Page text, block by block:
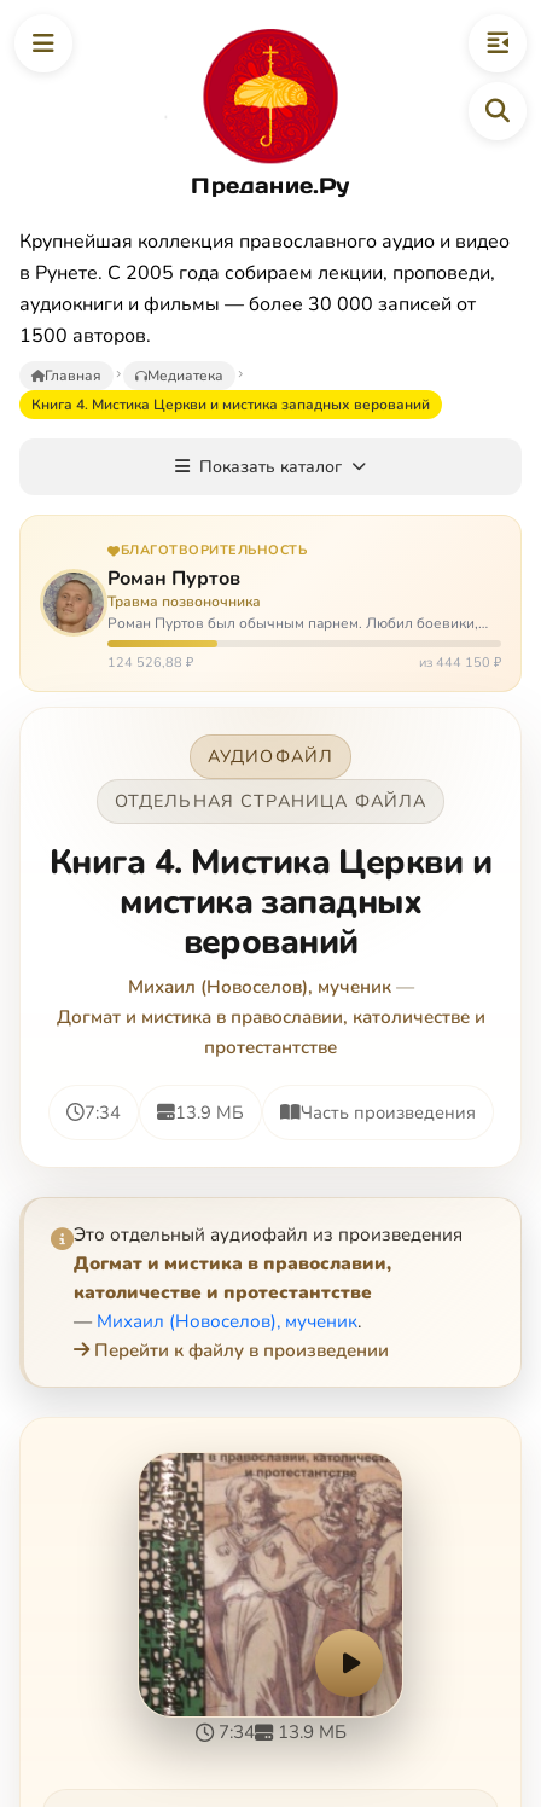
Предание.Ру
Крупнейшая коллекция православного аудио и видео
в Рунете. С 2005 года собираем лекции, проповеди,
аудиокниги и фильмы — более 30 000 записей от
1500 авторов.
Главная
Медиатека
Книга 4. Мистика Церкви и мистика западных верований
Показать каталог
БЛАГОТВОРИТЕЛЬНОСТЬ
Роман Пуртов
Травма позвоночника
Роман Пуртов был обычным парнем. Любил боевики,
хорошие автомобили, был не дурак поиграть в комп,
любил жену и обожал дочь. А потом, будучи
124 526,88 ₽ из 444 150 ₽
АУДИОФАЙЛ
ОТДЕЛЬНАЯ СТРАНИЦА ФАЙЛА
Книга 4. Мистика Церкви и
мистика западных
верований
Михаил (Новоселов), мученик—
Догмат и мистика в православии, католичестве и
протестантстве
7:34 13.9 МБ Часть произведения
Это отдельный аудиофайл из произведения
Догмат и мистика в православии,
католичестве и протестантстве
— Михаил (Новоселов), мученик.
Перейти к файлу в произведении
7:34 13.9 МБ